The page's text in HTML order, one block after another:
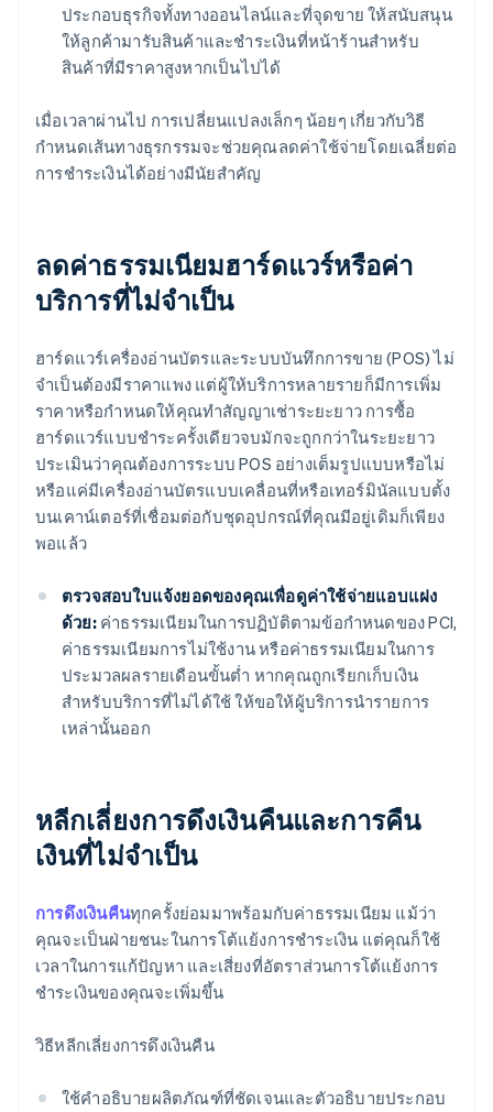
ประกอบธุรกิจทั้งทางออนไลน์และที่จุดขาย ให้สนับสนุน
ให้ลูกค้ามารับสินค้าและชำระเงินที่หน้าร้านสำหรับ
สินค้าที่มีราคาสูงหากเป็นไปได้
เมื่อเวลาผ่านไป การเปลี่ยนแปลงเล็กๆ น้อยๆ เกี่ยวกับวิธี
กำหนดเส้นทางธุรกรรมจะช่วยคุณลดค่าใช้จ่ายโดยเฉลี่ยต่อ
การชำระเงินได้อย่างมีนัยสำคัญ
ลดค่าธรรมเนียมฮาร์ดแวร์หรือค่า
บริการที่ไม่จำเป็น
ฮาร์ดแวร์เครื่องอ่านบัตรและระบบบันทึกการขาย (POS) ไม่
จำเป็นต้องมีราคาแพง แต่ผู้ให้บริการหลายรายก็มีการเพิ่ม
ราคาหรือกำหนดให้คุณทำสัญญาเช่าระยะยาว การซื้อ
ฮาร์ดแวร์แบบชำระครั้งเดียวจบมักจะถูกกว่าในระยะยาว
ประเมินว่าคุณต้องการระบบ POS อย่างเต็มรูปแบบหรือไม่
หรือแค่มีเครื่องอ่านบัตรแบบเคลื่อนที่หรือเทอร์มินัลแบบตั้ง
บนเคาน์เตอร์ที่เชื่อมต่อกับชุดอุปกรณ์ที่คุณมีอยู่เดิมก็เพียง
พอแล้ว
ตรวจสอบใบแจ้งยอดของคุณเพื่อดูค่าใช้จ่ายแอบแฝง
ด้วย:ค่าธรรมเนียมในการปฏิบัติตามข้อกำหนดของ PCI,
ค่าธรรมเนียมการไม่ใช้งาน หรือค่าธรรมเนียมในการ
ประมวลผลรายเดือนขั้นต่ำ หากคุณถูกเรียกเก็บเงิน
สำหรับบริการที่ไม่ได้ใช้ ให้ขอให้ผู้บริการนำรายการ
เหล่านั้นออก
หลีกเลี่ยงการดึงเงินคืนและการคืน
เงินที่ไม่จำเป็น
การดึงเงินคืนทุกครั้งย่อมมาพร้อมกับค่าธรรมเนียม แม้ว่า
คุณจะเป็นฝ่ายชนะในการโต้แย้งการชำระเงิน แต่คุณก็ใช้
เวลาในการแก้ปัญหา และเสี่ยงที่อัตราส่วนการโต้แย้งการ
ชำระเงินของคุณจะเพิ่มขึ้น
วิธีหลีกเลี่ยงการดึงเงินคืน
ใช้คำอธิบายผลิตภัณฑ์ที่ชัดเจนและตัวอธิบายประกอบ